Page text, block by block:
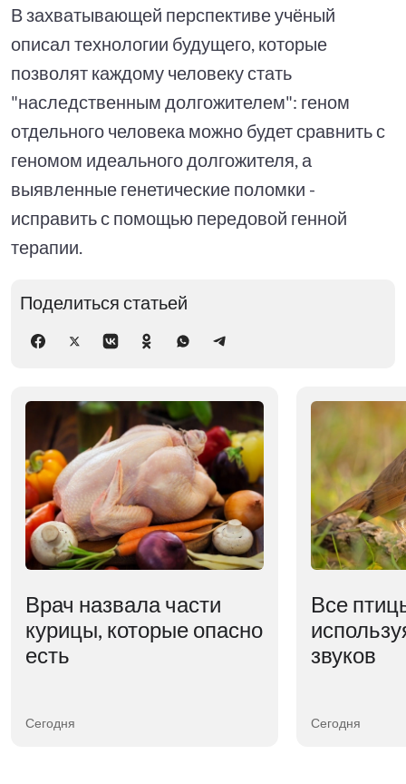
В захватывающей перспективе учёный
описал технологии будущего, которые
позволят каждому человеку стать
"наследственным долгожителем": геном
отдельного человека можно будет сравнить с
геномом идеального долгожителя, а
выявленные генетические поломки -
исправить с помощью передовой генной
терапии.
Поделиться статьей
Врач назвала части
курицы, которые опасно
есть
Сегодня
Все
звуков
Сегодня